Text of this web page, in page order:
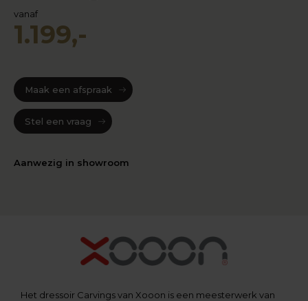
vanaf
1.199,-
Maak een afspraak
Stel een vraag
Aanwezig in showroom
Het dressoir Carvings van Xooon is een meesterwerk van